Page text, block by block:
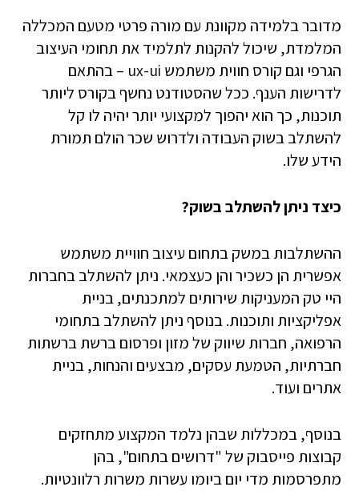
מדובר בלמידה מקוונת עם מורה פרטי מטעם המכללה
המלמדת, שיכול להקנות לתלמיד את תחומי העיצוב
הגרפי וגם קורס חווית משתמש ux-ui – בהתאם
לדרישות הענף. ככל שהסטודנט נחשף בקורס ליותר
תוכנות, כך הוא יהפוך למקצועי יותר יהיה לו קל
להשתלב בשוק העבודה ולדרוש שכר הולם תמורת
הידע שלו.
כיצד ניתן להשתלב בשוק?
ההשתלבות במשק בתחום עיצוב חוויית משתמש
אפשרית הן כשכיר והן כעצמאי. ניתן להשתלב בחברות
היי טק המעניקות שירותים למתכנתים, בניית
אפליקציות ותוכנות. בנוסף ניתן להשתלב בתחומי
הרפואה, חברות שיווק של מזון ופרסום ברשת ברשתות
חברתיות, הטמעת עסקים, מבצעים והנחות, בניית
אתרים ועוד.
בנוסף, במכללות שבהן נלמד המקצוע מתחזקים
קבוצות פייסבוק של "דרושים בתחום", בהן
מתפרסמות מדי יום ביומו עשרות משרות רלוונטיות.